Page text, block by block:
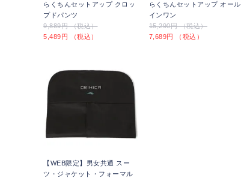
らくちんセットアップ クロッ
プドパンツ
9,889円 （税込）
5,489円 （税込）
らくちんセットアップ オール
インワン
15,290円 （税込）
7,689円 （税込）
【WEB限定】男女共通 スー
ツ・ジャケット・フォーマル